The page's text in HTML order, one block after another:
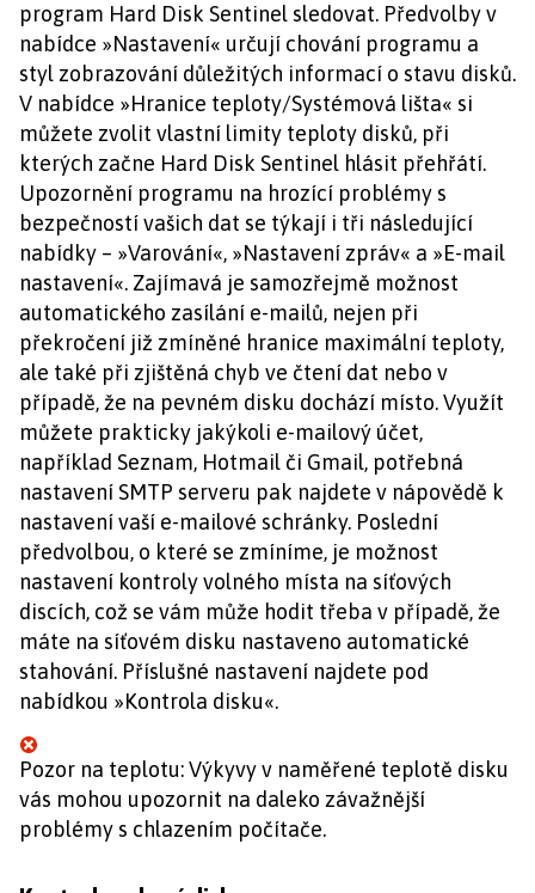
program Hard Disk Sentinel sledovat. Předvolby v
nabídce »Nastavení« určují chování programu a
styl zobrazování důležitých informací o stavu disků.
V nabídce »Hranice teploty/Systémová lišta« si
můžete zvolit vlastní limity teploty disků, při
kterých začne Hard Disk Sentinel hlásit přehřátí.
Upozornění programu na hrozící problémy s
bezpečností vašich dat se týkají i tři následující
nabídky – »Varování«, »Nastavení zpráv« a »E-mail
nastavení«. Zajímavá je samozřejmě možnost
automatického zasílání e-mailů, nejen při
překročení již zmíněné hranice maximální teploty,
ale také při zjištěná chyb ve čtení dat nebo v
případě, že na pevném disku dochází místo. Využít
můžete prakticky jakýkoli e-mailový účet,
například Seznam, Hotmail či Gmail, potřebná
nastavení SMTP serveru pak najdete v nápovědě k
nastavení vaší e-mailové schránky. Poslední
předvolbou, o které se zmíníme, je možnost
nastavení kontroly volného místa na síťových
discích, což se vám může hodit třeba v případě, že
máte na síťovém disku nastaveno automatické
stahování. Příslušné nastavení najdete pod
nabídkou »Kontrola disku«.
Pozor na teplotu: Výkyvy v naměřené teplotě disku
vás mohou upozornit na daleko závažnější
problémy s chlazením počítače.